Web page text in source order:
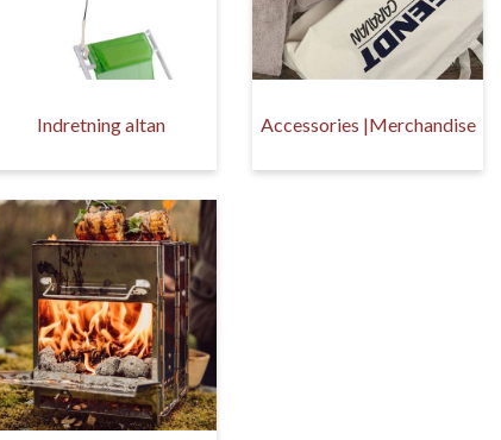
Indretning altan Accessories |Merchandise